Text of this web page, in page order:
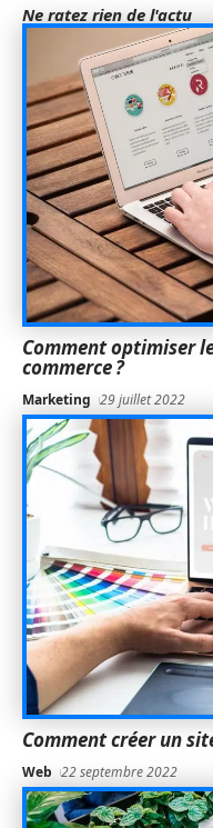
Ne ratez rien de l'actu
Comment optimiser
commerce ?
Marketing 29 juillet 2022
Comment créer un
Web 22 septembre 2022